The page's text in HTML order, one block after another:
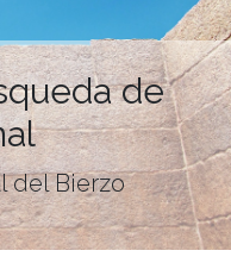
de
del Bierzo